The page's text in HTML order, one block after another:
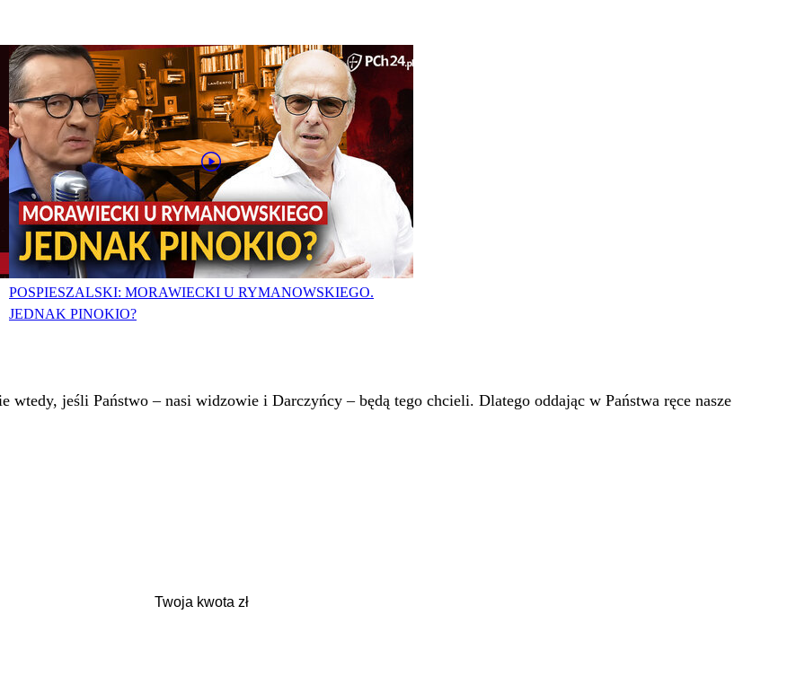
POSPIESZALSKI: MORAWIECKI U RYMANOWSKIEGO.
JEDNAK PINOKIO?
wtedy, jeśli Państwo – nasi widzowie i Darczyńcy – będą tego chcieli. Dlatego oddając w Państwa ręce nasze